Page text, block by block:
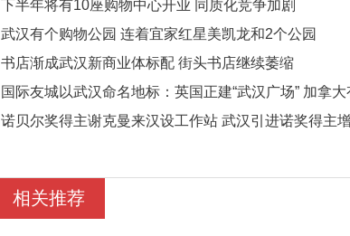
下半年将有10座购物中心开业 同质化竞争加剧
武汉有个购物公园 连着宜家红星美凯龙和2个公园
书店渐成武汉新商业体标配 街头书店继续萎缩
国际友城以武汉命名地标：英国正建“武汉广场” 加拿大
诺贝尔奖得主谢克曼来汉设工作站 武汉引进诺奖得主
相关推荐